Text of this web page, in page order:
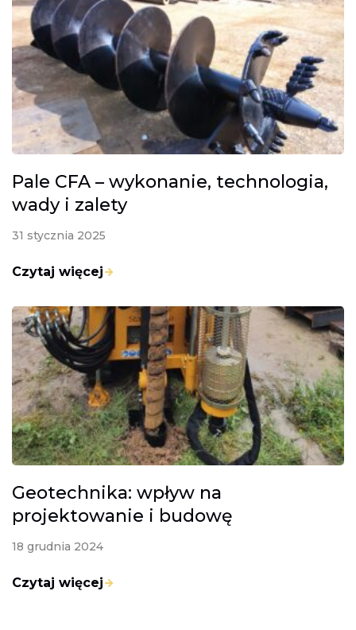
Pale CFA – wykonanie, technologia,
wady i zalety
31 stycznia 2025
Czytaj więcej
Geotechnika: wpływ na
projektowanie i budowę
18 grudnia 2024
Czytaj więcej